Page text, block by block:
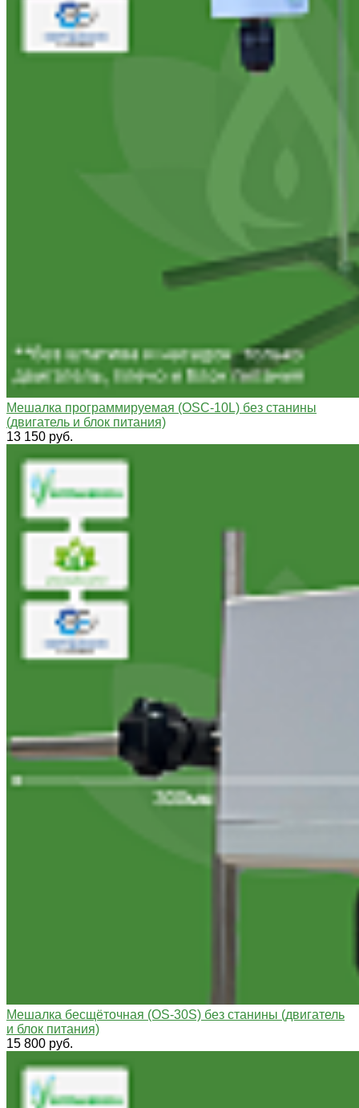
Мешалка программируемая (OSC-10L) без станины
(двигатель и блок питания)
13 150 руб.
Мешалка бесщёточная (OS-30S) без станины (двигатель
и блок питания)
15 800 руб.